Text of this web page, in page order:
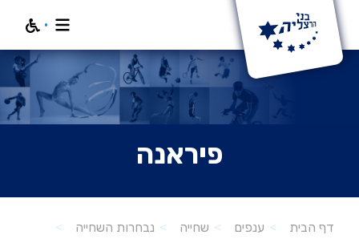
פיראנה
דף הבית ענפים שחייה
נבחרות השחייה